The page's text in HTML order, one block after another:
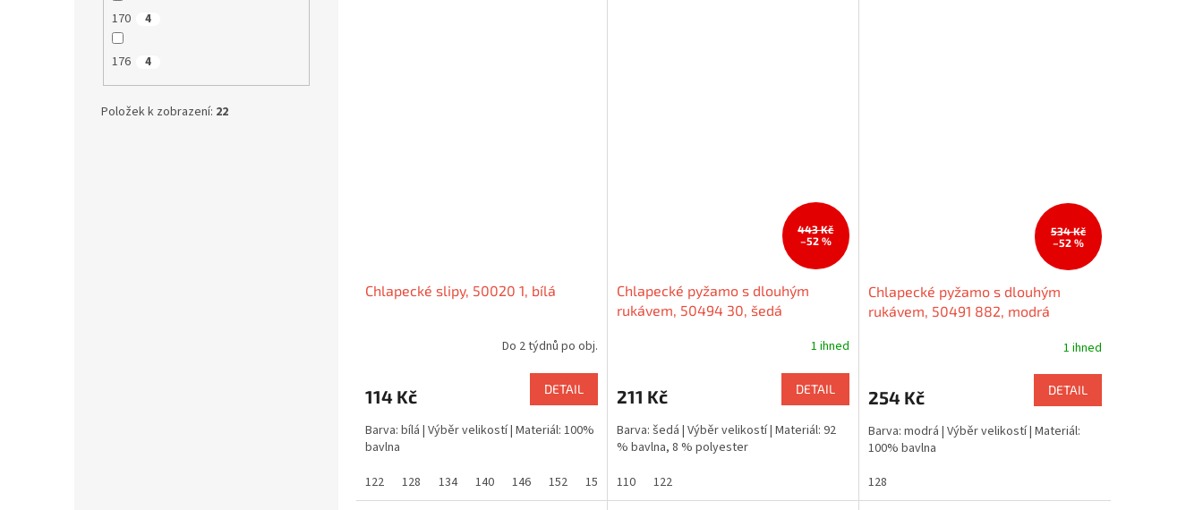
170 4
176 4
Položek k zobrazení: 22
Chlapecké slipy, 50020 1, bílá
Do 2 týdnů po obj.
114 Kč DETAIL
Barva: bílá | Výběr velikostí | Materiál: 100%
bavlna
122
128 134 140 146 152 158
443 Kč
–52 %
Chlapecké pyžamo s dlouhým
rukávem, 50494 30, šedá
1 ihned
211 Kč DETAIL
Barva: šedá | Výběr velikostí | Materiál: 92
% bavlna, 8 % polyester
110
122
534 Kč
–52 %
Chlapecké pyžamo s dlouhým
rukávem, 50491 882, modrá
1 ihned
254 Kč DETAIL
Barva: modrá | Výběr velikostí | Materiál:
100% bavlna
128